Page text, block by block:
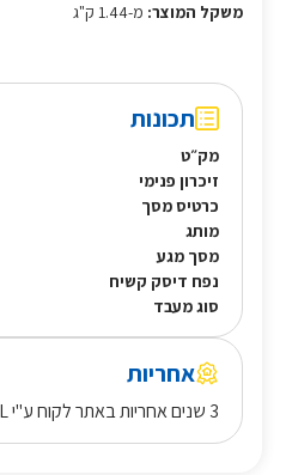
משקל המוצר: מ-1.44 ק"ג
תכונות
מק״ט
זיכרון פנימי
כרטיס מסך
מותג
מסך מגע
נפח דיסק קשיח
סוג מעבד
אחריות
3 שנים אחריות באתר לקוח ע"י DELL ישראל